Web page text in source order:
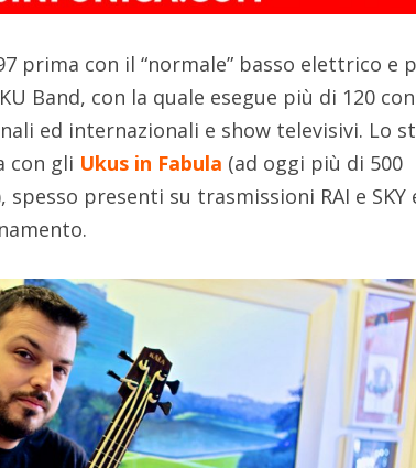
prima con il “normale” basso elettrico e
Band, con la quale esegue più di 120
ed internazionali e show televisivi. Lo
con gli Ukus in Fabula (ad oggi più di 500
presenti su trasmissioni RAI e SKY